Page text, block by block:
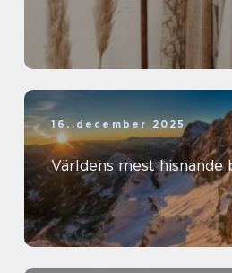
16. december 2025
Världens mest hisnande